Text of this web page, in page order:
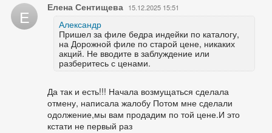
Е Елена Сентищева 15.12.2025 15:51
Александр
Пришел за филе бедра индейки по каталогу,
на Дорожной филе по старой цене, никаких
акций. Не вводите в заблуждение или
разберитесь с ценами.
Да так и есть!!! Начала возмущаться сделала
отмену, написала жалобу Потом мне сделали
одолжение,мы вам продадим по той цене.И это
кстати не первый раз